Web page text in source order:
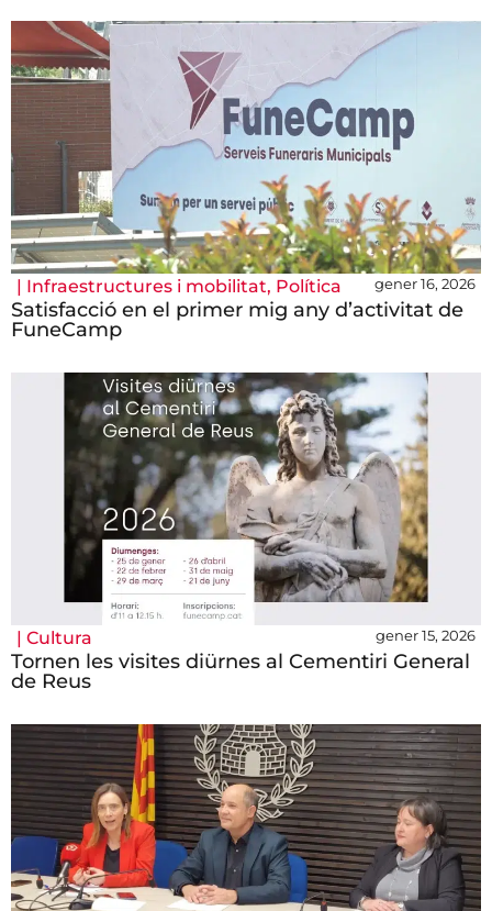
| Infraestructures i mobilitat, Política gener 16, 2026
Satisfacció en el primer mig any d’activitat de
FuneCamp
| Cultura gener 15, 2026
Tornen les visites diürnes al Cementiri General
de Reus